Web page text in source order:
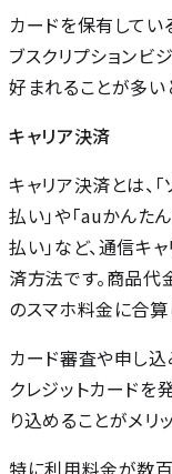
カードを保有して
ブスクリプションビ
好まれることが多い
キャリア決済
キャリア決済とは、
払い」や「auかんた
払い」など、通信キ
済方法です。商品
のスマホ料金に合算
カード審査や申し
クレジットカード
り込めることがメリッ